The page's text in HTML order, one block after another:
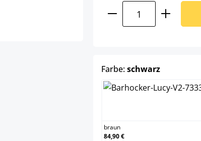
Produkt Anzahl:
Farbe:schwarzauswählen
braun
84,90 €